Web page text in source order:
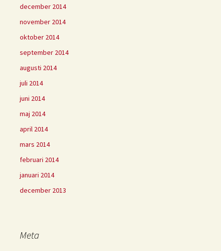
december 2014
november 2014
oktober 2014
september 2014
augusti 2014
juli 2014
juni 2014
maj 2014
april 2014
mars 2014
februari 2014
januari 2014
december 2013
Meta